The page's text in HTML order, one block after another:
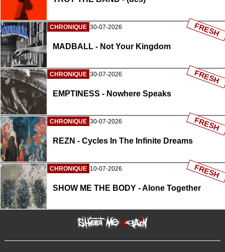
CHRONIQUE 30-07-2026
MADBALL - Not Your Kingdom
FRESH
CHRONIQUE 30-07-2026
EMPTINESS - Nowhere Speaks
FRESH
CHRONIQUE 30-07-2026
REZN - Cycles In The Infinite Dreams
FRESH
CHRONIQUE 10-07-2026
SHOW ME THE BODY - Alone Together
FRESH